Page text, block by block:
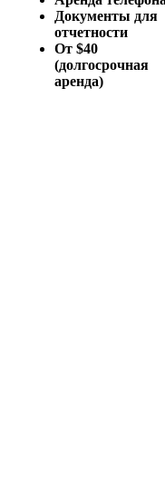
Документы для
отчетности
От $40
(долгосрочная
аренда)